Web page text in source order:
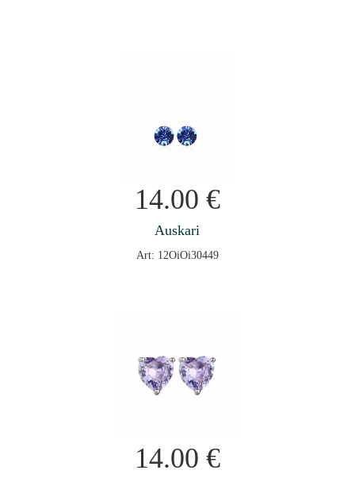
14.00 €
Auskari
Art: 12OiOi30449
14.00 €